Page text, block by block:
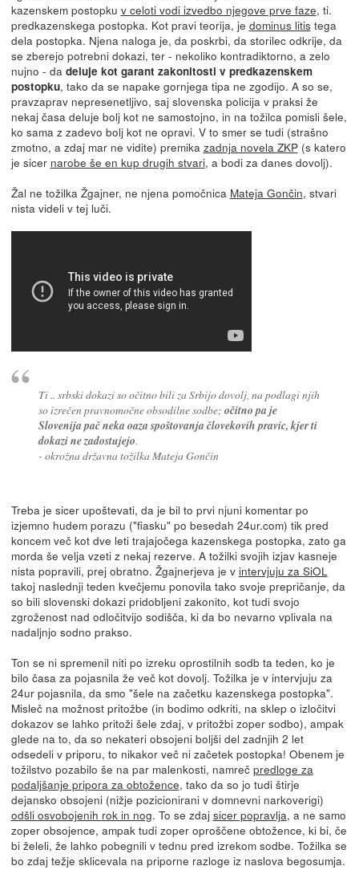
kazenskem postopku v celoti vodi izvedbo njegove prve faze, ti.
predkazenskega postopka. Kot pravi teorija, je dominus litistega
dela postopka. Njena naloga je, da poskrbi, da storilec odkrije, da
se zberejo potrebni dokazi, ter - nekoliko kontradiktorno, a zelo
nujno - da deluje kot garant zakonitosti v predkazenskem
postopku, tako da se napake gornjega tipa ne zgodijo. A so se,
pravzaprav nepresenetljivo, saj slovenska policija v praksi že
nekaj časa deluje bolj kot ne samostojno, in na tožilca pomisli šele,
ko sama z zadevo bolj kot ne opravi. V to smer se tudi (strašno
zmotno, a zdaj mar ne vidite) premika zadnja novela ZKP(s katero
je sicer narobe še en kup drugih stvari, a bodi za danes dovolj).
Žal ne tožilka Žgajner, ne njena pomočnica Mateja Gončin, stvari
nista videli v tej luči.
Ti .. srbski dokazi so očitno bili za Srbijo dovolj, na podlagi njih
so izrečen pravnomočne obsodilne sodbe; očitno pa je
Slovenija pač neka oaza spoštovanja človekovih pravic, kjer ti
dokazi ne zadostujejo.
- okrožna državna tožilka Mateja Gončin
Treba je sicer upoštevati, da je bil to prvi njuni komentar po
izjemno hudem porazu ("fiasku" po besedah 24ur.com) tik pred
koncem več kot dve leti trajajočega kazenskega postopka, zato ga
morda še velja vzeti z nekaj rezerve. A tožilki svojih izjav kasneje
nista popravili, prej obratno. Žgajnerjeva je v intervjuju za SiOL
takoj naslednji teden kvečjemu ponovila tako svoje prepričanje, da
so bili slovenski dokazi pridobljeni zakonito, kot tudi svojo
zgroženost nad odločitvijo sodišča, ki da bo nevarno vplivala na
nadaljnjo sodno prakso.
Ton se ni spremenil niti po izreku oprostilnih sodb ta teden, ko je
bilo časa za pojasnila že več kot dovolj. Tožilka je v intervjuju za
24ur pojasnila, da smo "šele na začetku kazenskega postopka".
Misleč na možnost pritožbe (in bodimo odkriti, na sklep o izločitvi
dokazov se lahko pritoži šele zdaj, v pritožbi zoper sodbo), ampak
glede na to, da so nekateri obsojeni boljši del zadnjih 2 let
odsedeli v priporu, to nikakor več ni začetek postopka! Obenem je
tožilstvo pozabilo še na par malenkosti, namreč predloge za
podaljšanje pripora za obtožence, tako da so jo tudi štirje
dejansko obsojeni (nižje pozicionirani v domnevni narkoverigi)
odšli osvobojenih rok in nog. To se zdaj sicer popravlja, a ne samo
zoper obsojence, ampak tudi zoper oproščene obtožence, ki bi, če
bi želeli, že lahko pobegnili v tednu pred izrekom sodbe. Tožilka se
bo zdaj težje sklicevala na priporne razloge iz naslova begosumja.